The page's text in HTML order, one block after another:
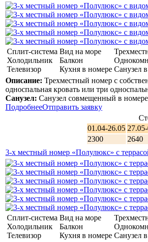
Сплит-система
Холодильник
Телевизор
Вид на море
Балкон
Кухня в номере Санузел
Описание: Трехместный номер с
односпальная кровать или три
Санузел: Санузел совмещенный в
ПодробнееОтправить заявку
01.04-26.05
2300
2640
3-х местный номер «Полулюкс» с
Сплит-система
Холодильник
Телевизор
Вид на море
Балкон
Кухня в номере Санузел